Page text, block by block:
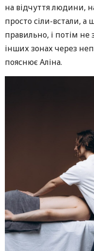
на відчуття людини,
просто сіли-встали, а
правильно, і потім не
інших зонах через
пояснює Аліна.